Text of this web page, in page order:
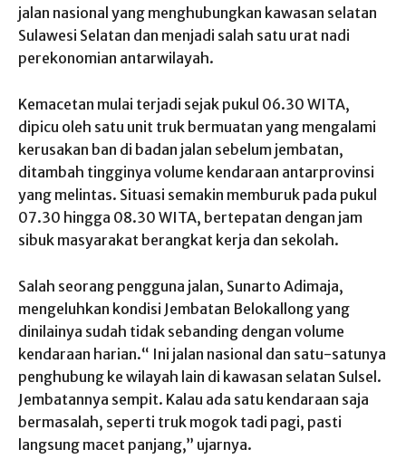
jalan nasional yang menghubungkan kawasan selatan
Sulawesi Selatan dan menjadi salah satu urat nadi
perekonomian antarwilayah.
Kemacetan mulai terjadi sejak pukul 06.30 WITA,
dipicu oleh satu unit truk bermuatan yang mengalami
kerusakan ban di badan jalan sebelum jembatan,
ditambah tingginya volume kendaraan antarprovinsi
yang melintas. Situasi semakin memburuk pada pukul
07.30 hingga 08.30 WITA, bertepatan dengan jam
sibuk masyarakat berangkat kerja dan sekolah.
Salah seorang pengguna jalan, Sunarto Adimaja,
mengeluhkan kondisi Jembatan Belokallong yang
dinilainya sudah tidak sebanding dengan volume
kendaraan harian.“ Ini jalan nasional dan satu-satunya
penghubung ke wilayah lain di kawasan selatan Sulsel.
Jembatannya sempit. Kalau ada satu kendaraan saja
bermasalah, seperti truk mogok tadi pagi, pasti
langsung macet panjang,” ujarnya.